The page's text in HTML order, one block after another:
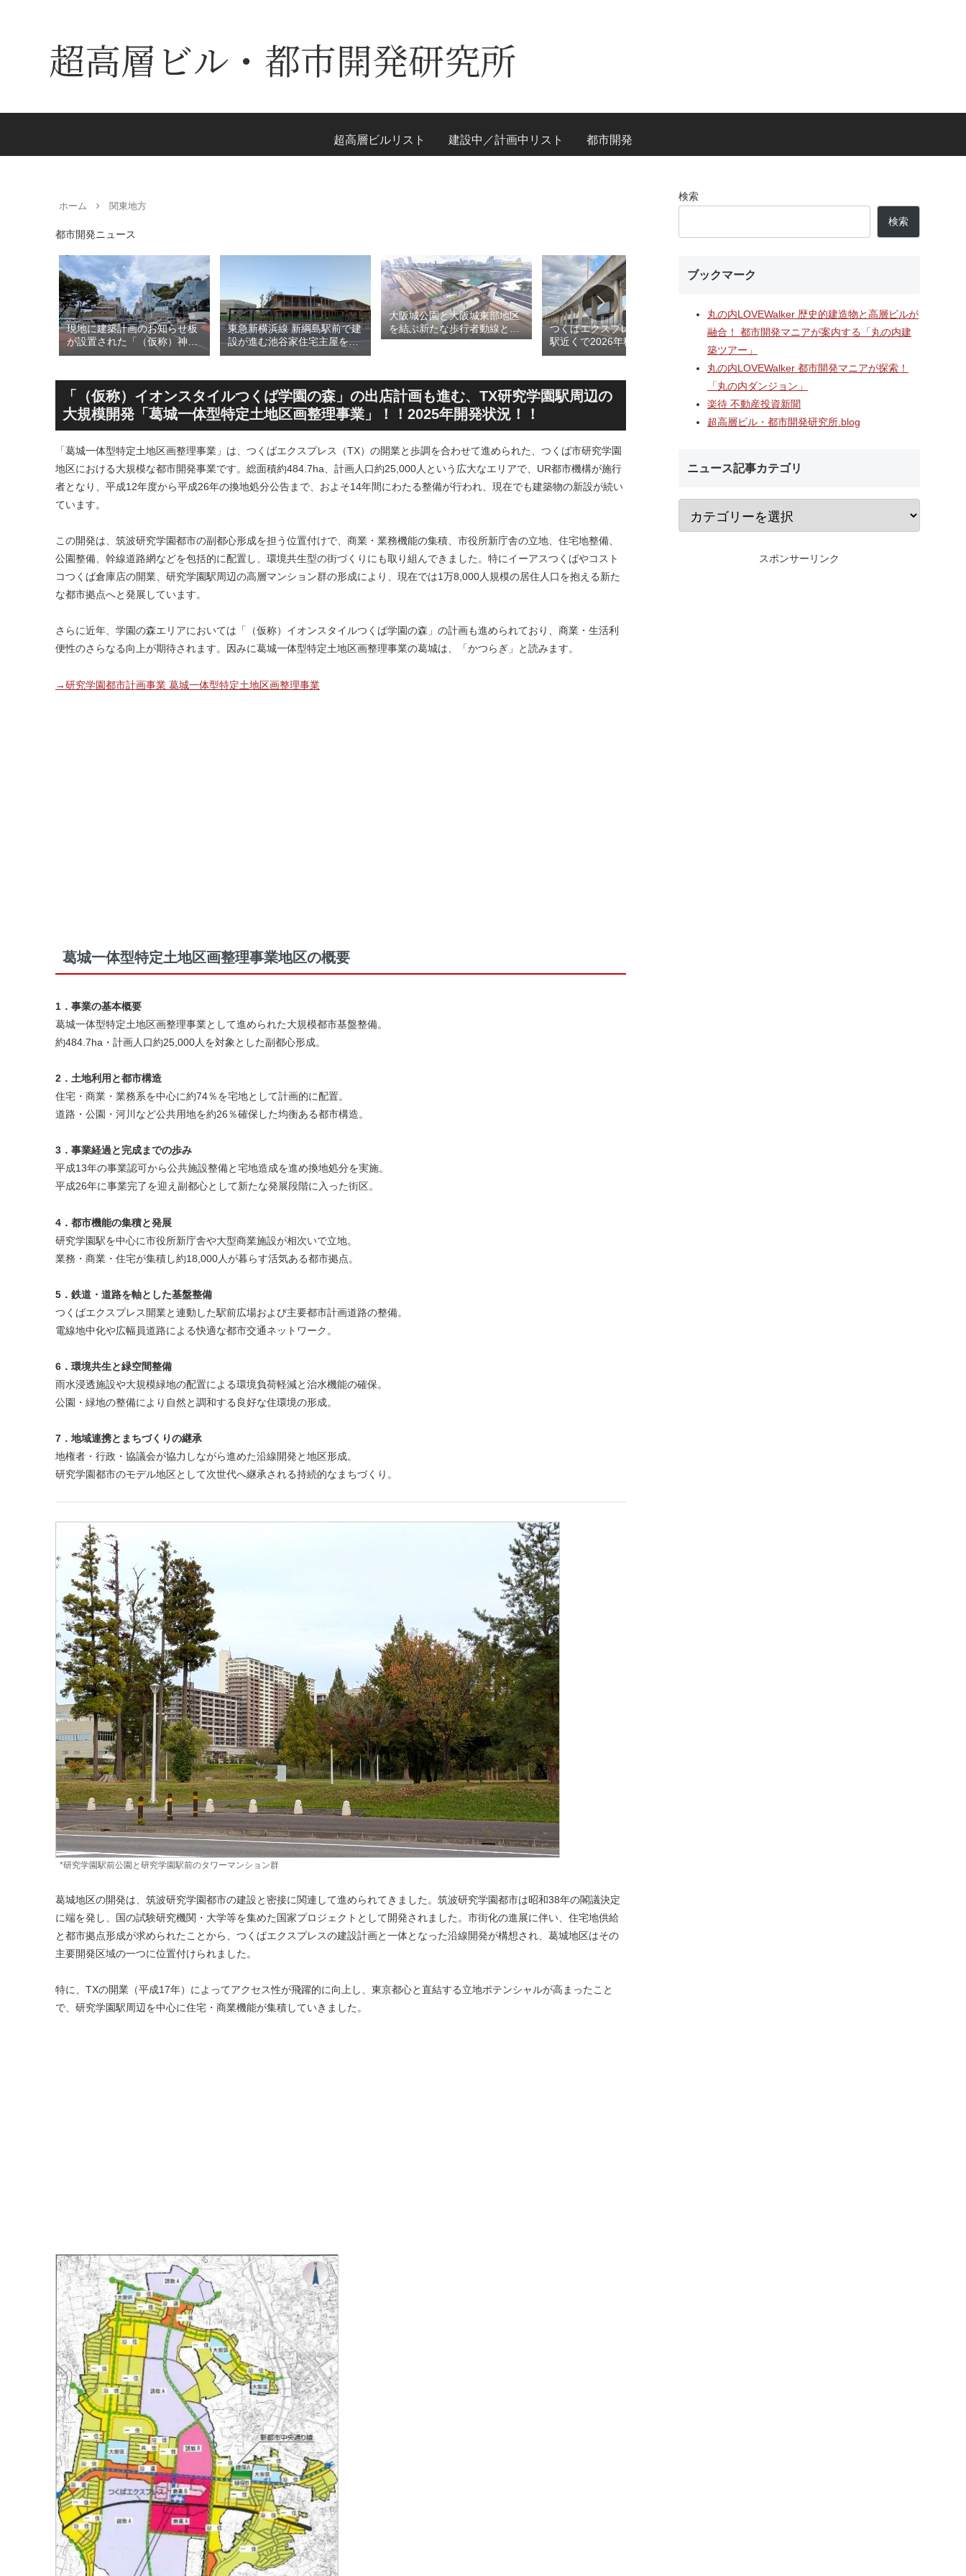
超高層ビル・都市開発研究所
超高層ビルリスト 建設中／計画中リスト 都市開発
ホーム 関東地方
都市開発ニュース
現地に建築計画のお知らせ板
が設置された「（仮称）神宮
前六丁目八角館建替計
SANAA設計で神宮前交差点に
新たな商業施設誕生へ！！
東急新横浜線 新綱島駅前で建
設が進む池谷家住宅主屋を活
用した「新綱島MICCA」！！
による新たな駅前拠点が2026
年秋誕生へ！！
大阪城公園と大阪城東部地区
を結ぶ新たな歩行者動線とな
る「大阪城公園接続デッ
表！！
つくばエクスプレス研究学園
駅近くで2026年秋に開業する
高架下商業施設「寿横
跡地の開発計画や商業ビル建
設進行などにより駅前商業地
が形成へ！！
海老名駅間地区のViNA
ズ）で建設中の「（仮称）フ
ァミリー棟」と「（仮称）ホ
テル温浴棟」2026年夏時点建
設状況！！天然温泉のほか子
育て・ペット関連の複合施設
の建設が進む！！
なんばのクボタ旧本
Kubota LaLa arena
「（仮称）イオンスタイルつくば学園の森」の出店計画も進む、TX研究学園駅周辺の
大規模開発「葛城一体型特定土地区画整理事業」！！2025年開発状況！！
「葛城一体型特定土地区画整理事業」は、つくばエクスプレス（TX）の開業と歩調を合わせて進められた、つくば市研究学園
地区における大規模な都市開発事業です。総面積約484.7ha、計画人口約25,000人という広大なエリアで、UR都市機構が施行
者となり、平成12年度から平成26年の換地処分公告まで、およそ14年間にわたる整備が行われ、現在でも建築物の新設が続い
ています。
この開発は、筑波研究学園都市の副都心形成を担う位置付けで、商業・業務機能の集積、市役所新庁舎の立地、住宅地整備、
公園整備、幹線道路網などを包括的に配置し、環境共生型の街づくりにも取り組んできました。特にイーアスつくばやコスト
コつくば倉庫店の開業、研究学園駅周辺の高層マンション群の形成により、現在では1万8,000人規模の居住人口を抱える新た
な都市拠点へと発展しています。
さらに近年、学園の森エリアにおいては「（仮称）イオンスタイルつくば学園の森」の計画も進められており、商業・生活利
便性のさらなる向上が期待されます。因みに葛城一体型特定土地区画整理事業の葛城は、「かつらぎ」と読みます。
→研究学園都市計画事業 葛城一体型特定土地区画整理事業
葛城一体型特定土地区画整理事業地区の概要
1．事業の基本概要
葛城一体型特定土地区画整理事業として進められた大規模都市基盤整備。
約484.7ha・計画人口約25,000人を対象とした副都心形成。
2．土地利用と都市構造
住宅・商業・業務系を中心に約74％を宅地として計画的に配置。
道路・公園・河川など公共用地を約26％確保した均衡ある都市構造。
3．事業経過と完成までの歩み
平成13年の事業認可から公共施設整備と宅地造成を進め換地処分を実施。
平成26年に事業完了を迎え副都心として新たな発展段階に入った街区。
4．都市機能の集積と発展
研究学園駅を中心に市役所新庁舎や大型商業施設が相次いで立地。
業務・商業・住宅が集積し約18,000人が暮らす活気ある都市拠点。
5．鉄道・道路を軸とした基盤整備
つくばエクスプレス開業と連動した駅前広場および主要都市計画道路の整備。
電線地中化や広幅員道路による快適な都市交通ネットワーク。
6．環境共生と緑空間整備
雨水浸透施設や大規模緑地の配置による環境負荷軽減と治水機能の確保。
公園・緑地の整備により自然と調和する良好な住環境の形成。
7．地域連携とまちづくりの継承
地権者・行政・協議会が協力しながら進めた沿線開発と地区形成。
研究学園都市のモデル地区として次世代へ継承される持続的なまちづくり。
*研究学園駅前公園と研究学園駅前のタワーマンション群
葛城地区の開発は、筑波研究学園都市の建設と密接に関連して進められてきました。筑波研究学園都市は昭和38年の閣議決定
に端を発し、国の試験研究機関・大学等を集めた国家プロジェクトとして開発されました。市街化の進展に伴い、住宅地供給
と都市拠点形成が求められたことから、つくばエクスプレスの建設計画と一体となった沿線開発が構想され、葛城地区はその
主要開発区域の一つに位置付けられました。
特に、TXの開業（平成17年）によってアクセス性が飛躍的に向上し、東京都心と直結する立地ポテンシャルが高まったこと
で、研究学園駅周辺を中心に住宅・商業機能が集積していきました。
検索
検索
ブックマーク
丸の内LOVEWalker 歴史的建造物と高層ビルが
融合！ 都市開発マニアが案内する「丸の内建
築ツアー」
丸の内LOVEWalker 都市開発マニアが探索！
「丸の内ダンジョン」
楽待 不動産投資新聞
超高層ビル・都市開発研究所.blog
ニュース記事カテゴリ
スポンサーリンク